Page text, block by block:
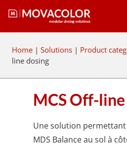
Home | Solutions | Product
line dosing
MCS Off-
Une solution permettant
MDS Balance au sol à